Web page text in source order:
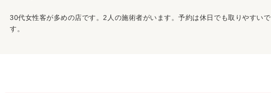
30代女性客が多めの店です。2人の施術者がいます。予約は休日でも取りやすいで
す。